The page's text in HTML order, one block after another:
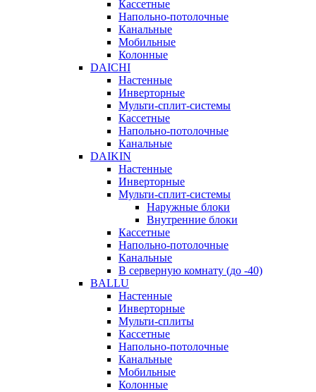
Кассетные
Напольно-потолочные
Канальные
Мобильные
Колонные
DAICHI
Настенные
Инверторные
Мульти-сплит-системы
Кассетные
Напольно-потолочные
Канальные
DAIKIN
Настенные
Инверторные
Мульти-сплит-системы
Наружные блоки
Внутренние блоки
Кассетные
Напольно-потолочные
Канальные
В серверную комнату (до -40)
BALLU
Настенные
Инверторные
Мульти-сплиты
Кассетные
Напольно-потолочные
Канальные
Мобильные
Колонные